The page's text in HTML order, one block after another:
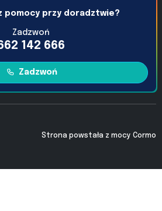
pomocy przy doradztwie?
Zadzwoń
142 666
Zadzwoń
Strona powstała z mocy Cormo